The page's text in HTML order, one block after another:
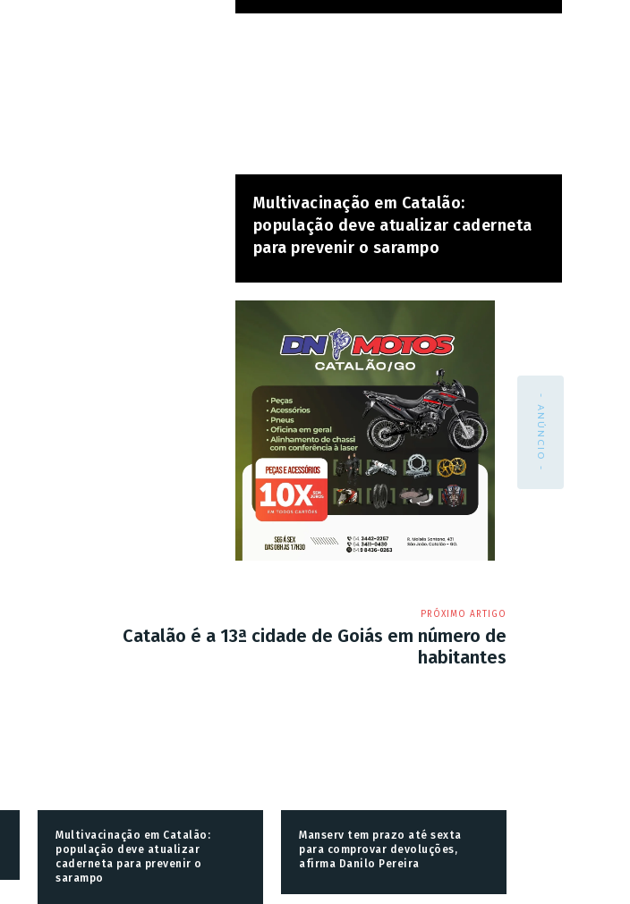
Multivacinação em Catalão:
população deve atualizar caderneta
para prevenir o sarampo
- ANÚNCIO -
PRÓXIMO ARTIGO
Catalão é a 13ª cidade de Goiás em número de
habitantes
Multivacinação em Catalão:
população deve atualizar
caderneta para prevenir o
sarampo
Manserv tem prazo até sexta
para comprovar devoluções,
afirma Danilo Pereira